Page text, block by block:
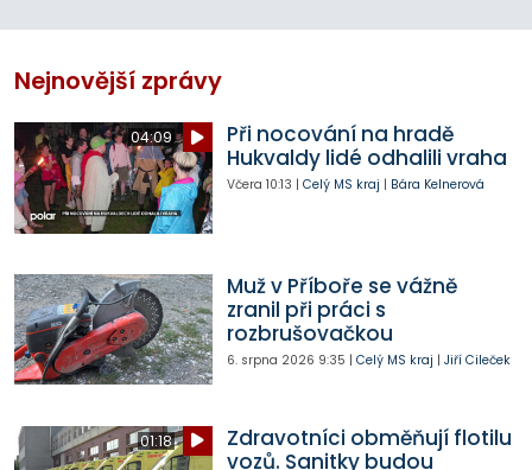
Nejnovější zprávy
04:09
Při nocování na hradě
Hukvaldy lidé odhalili vraha
Včera 10:13 | Celý MS kraj | Bára Kelnerová
Muž v Příboře se vážně
zranil při práci s
rozbrušovačkou
6. srpna 2026 9:35 | Celý MS kraj | Jiří Cileček
01:18
Zdravotníci obměňují flotilu
vozů. Sanitky budou